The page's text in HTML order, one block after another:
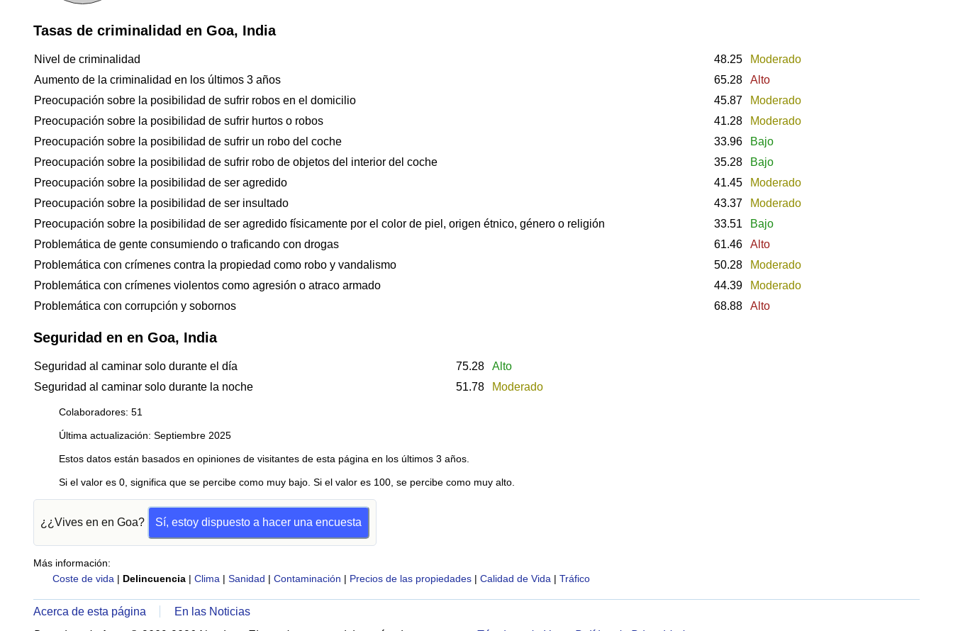
Tasas de criminalidad en Goa, India
Nivel de criminalidad 48.25
Moderado
Aumento de la criminalidad en los últimos 3 años
65.28
Alto
Preocupación sobre la posibilidad de sufrir robos en el domicilio
45.87
Moderado
Preocupación sobre la posibilidad de sufrir hurtos o robos
41.28
Moderado
Preocupación sobre la posibilidad de sufrir un robo del coche
33.96
Bajo
Preocupación sobre la posibilidad de sufrir robo de objetos del interior del coche
35.28
Bajo
Preocupación sobre la posibilidad de ser agredido
41.45
Moderado
Preocupación sobre la posibilidad de ser insultado
43.37
Moderado
Preocupación sobre la posibilidad de ser agredido físicamente por el color de piel, origen étnico, género o religión
33.51
Bajo
Problemática de gente consumiendo o traficando con drogas
61.46
Alto
Problemática con crímenes contra la propiedad como robo y vandalismo
50.28
Moderado
Problemática con crímenes violentos como agresión o atraco armado
44.39
Moderado
Problemática con corrupción y sobornos
68.88 Alto
Seguridad en en Goa, India
Seguridad al caminar solo durante el día 75.28
Alto
Seguridad al caminar solo durante la noche
51.78 Moderado
Colaboradores: 51
Última actualización: Septiembre 2025
Estos datos están basados en opiniones de visitantes de esta página en los últimos 3 años.
Si el valor es 0, significa que se percibe como muy bajo. Si el valor es 100, se percibe como muy alto.
¿¿Vives en en Goa? Sí, estoy dispuesto a hacer una encuesta
Más información:
Coste de vida | Delincuencia | Clima | Sanidad | Contaminación | Precios de las propiedades | Calidad de Vida | Tráfico
Acerca de esta página
En las Noticias